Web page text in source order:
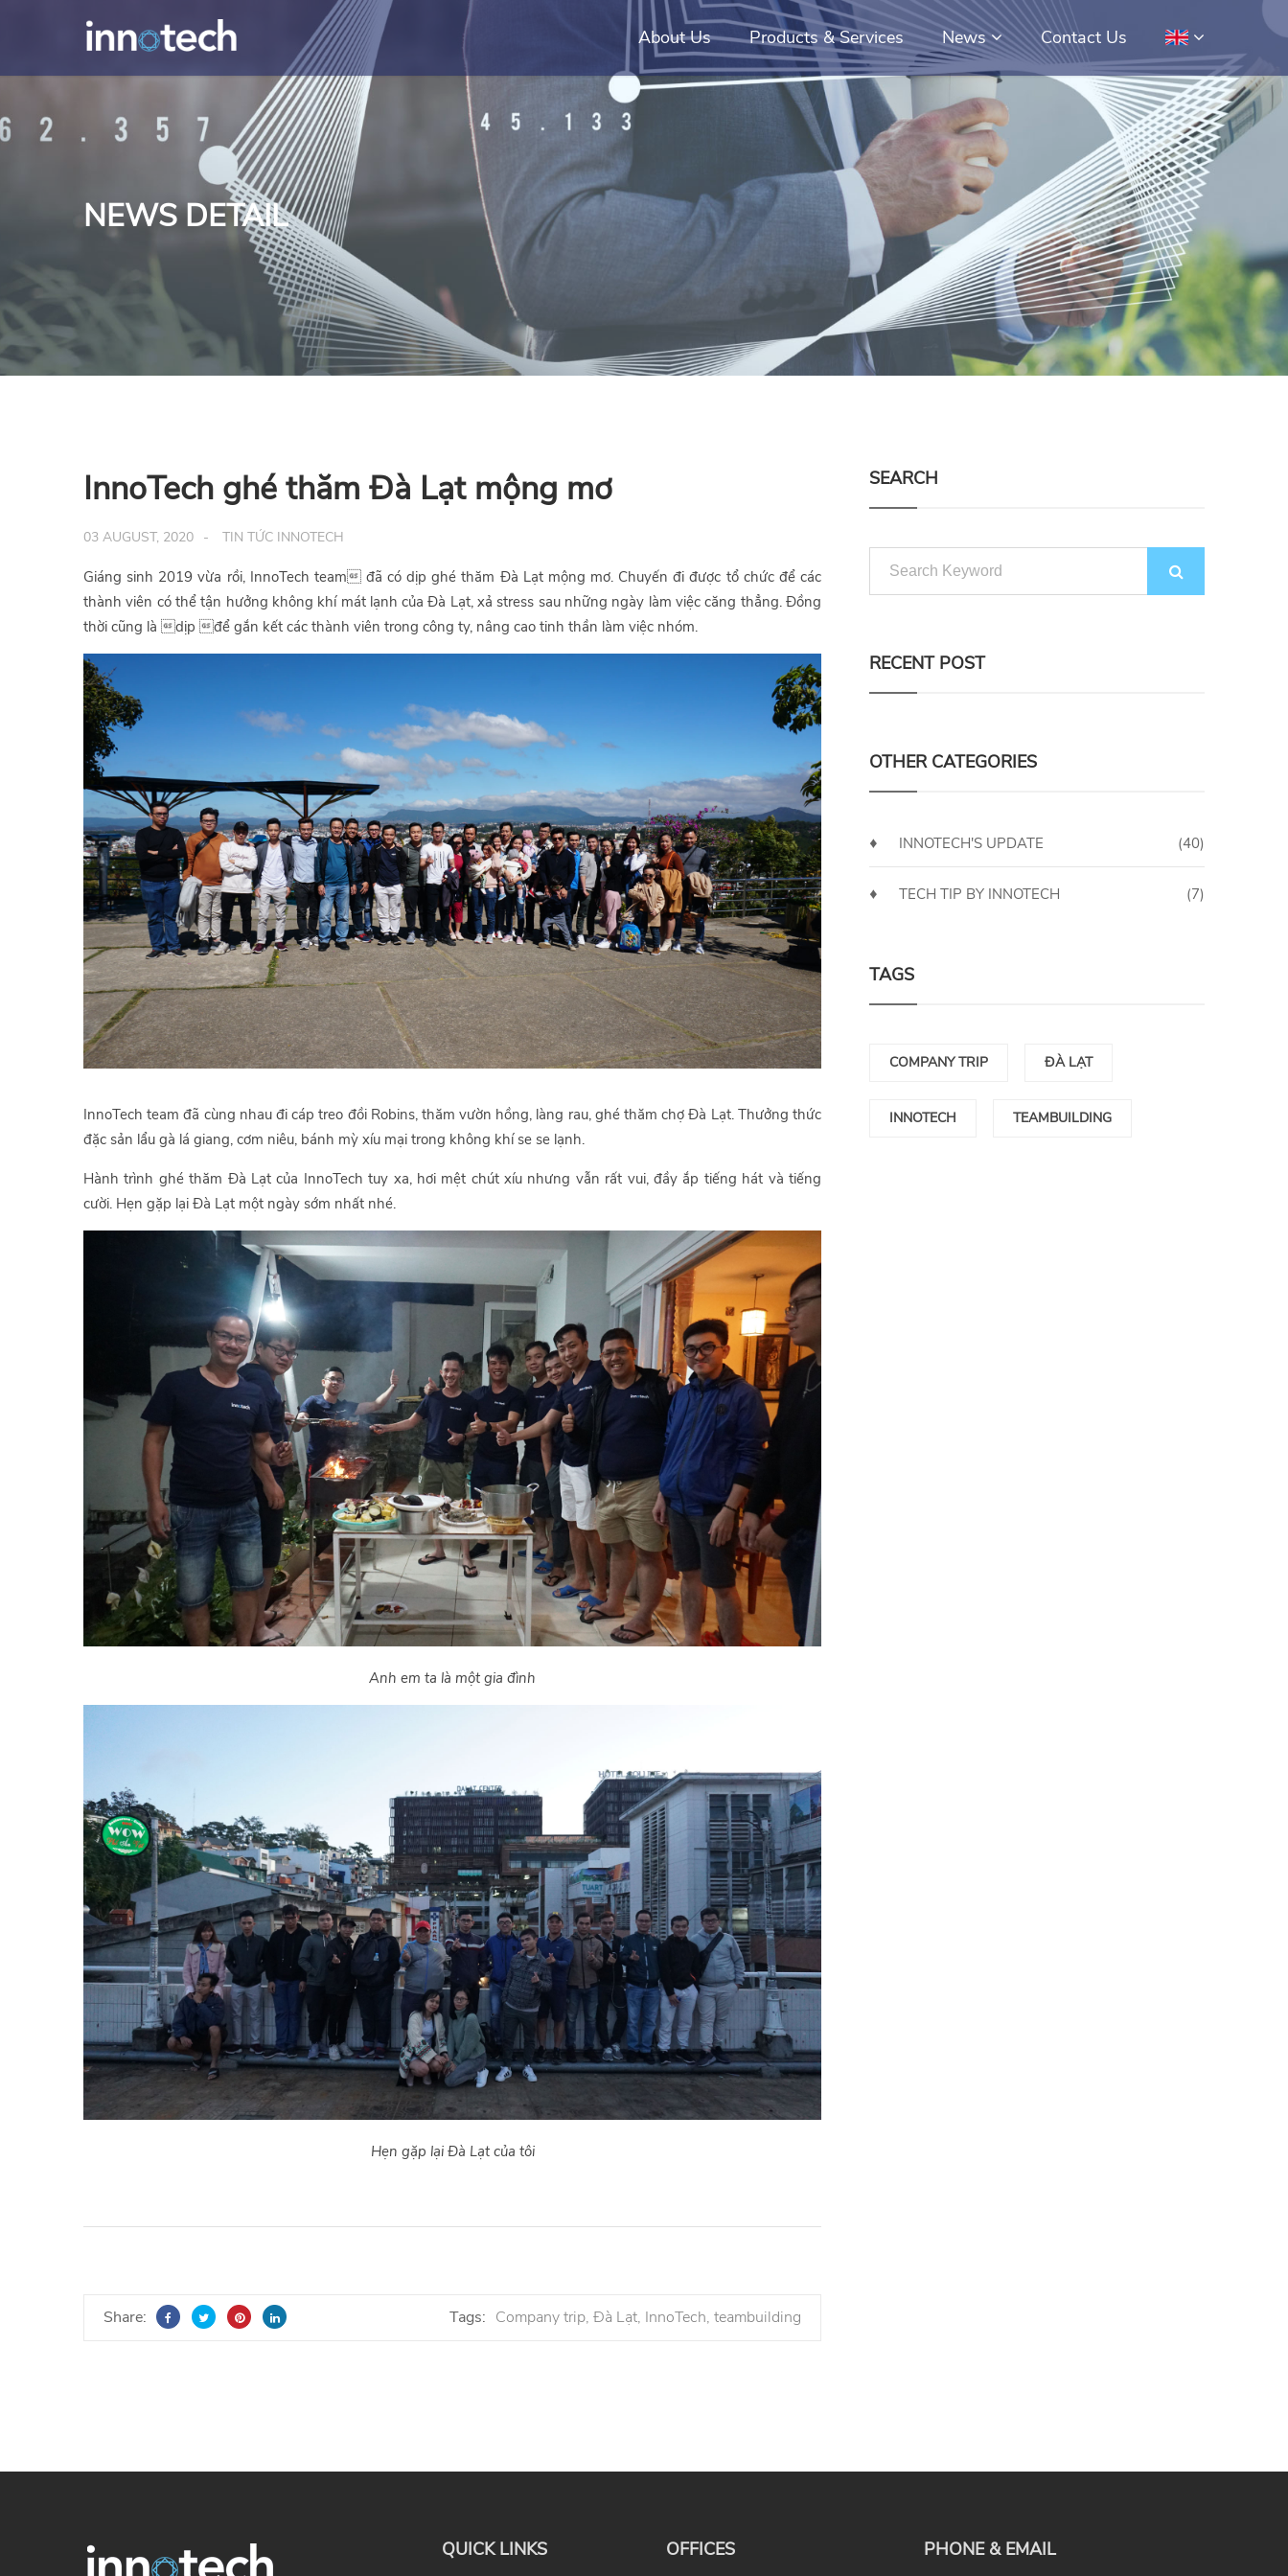
About Us Products & Services News Contact Us
NEWS DETAIL
InnoTech ghé thăm Đà Lạt mộng mơ
03 AUGUST, 2020 TIN TỨC INNOTECH
Giáng sinh 2019 vừa rồi, InnoTech team đã có dịp ghé thăm Đà Lạt mộng mơ. Chuyến đi được tổ chức để các
thành viên có thể tận hưởng không khí mát lạnh của Đà Lạt, xả stress sau những ngày làm việc căng thẳng. Đồng
thời cũng là dịp để gắn kết các thành viên trong công ty, nâng cao tinh thần làm việc nhóm.
InnoTech team đã cùng nhau đi cáp treo đồi Robins, thăm vườn hồng, làng rau, ghé thăm chợ Đà Lạt. Thưởng thức
đặc sản lẩu gà lá giang, cơm niêu, bánh mỳ xíu mại trong không khí se se lạnh.
Hành trình ghé thăm Đà Lạt của InnoTech tuy xa, hơi mệt chút xíu nhưng vẫn rất vui, đầy ắp tiếng hát và tiếng
cười. Hẹn gặp lại Đà Lạt một ngày sớm nhất nhé.
Anh em ta là một gia đình
Hẹn gặp lại Đà Lạt của tôi
Share: Tags: Company trip Đà Lạt InnoTech teambuilding
SEARCH
RECENT POST
OTHER CATEGORIES
INNOTECH'S UPDATE (40)
TECH TIP BY INNOTECH (7)
TAGS
COMPANY TRIP ĐÀ LẠT
INNOTECH TEAMBUILDING
QUICK LINKS OFFICES PHONE & EMAIL